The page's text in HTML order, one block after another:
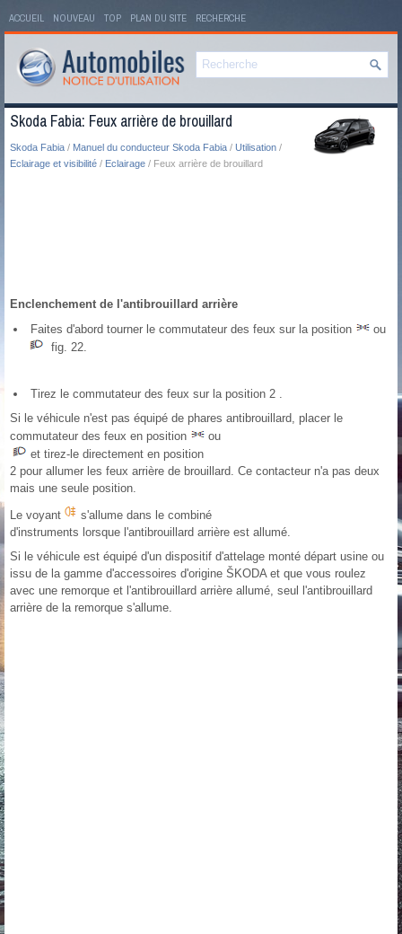
ACCUEIL NOUVEAU TOP PLAN DU SITE RECHERCHE
Skoda Fabia: Feux arrière de brouillard
Skoda Fabia / Manuel du conducteur Skoda Fabia / Utilisation /
Eclairage et visibilité / Eclairage / Feux arrière de brouillard
Enclenchement de l'antibrouillard arrière
Faites d'abord tourner le commutateur des feux sur la position
ou
fig. 22.
Tirez le commutateur des feux sur la position 2 .
Si le véhicule n'est pas équipé de phares antibrouillard, placer le
commutateur des feux en position
ou
et tirez-le directement en position
2 pour allumer les feux arrière de brouillard. Ce contacteur n'a pas deux
mais une seule position.
Le voyant
s'allume dans le combiné
d'instruments lorsque l'antibrouillard arrière est allumé.
Si le véhicule est équipé d'un dispositif d'attelage monté départ usine ou
issu de la gamme d'accessoires d'origine ŠKODA et que vous roulez
avec une remorque et l'antibrouillard arrière allumé, seul l'antibrouillard
arrière de la remorque s'allume.